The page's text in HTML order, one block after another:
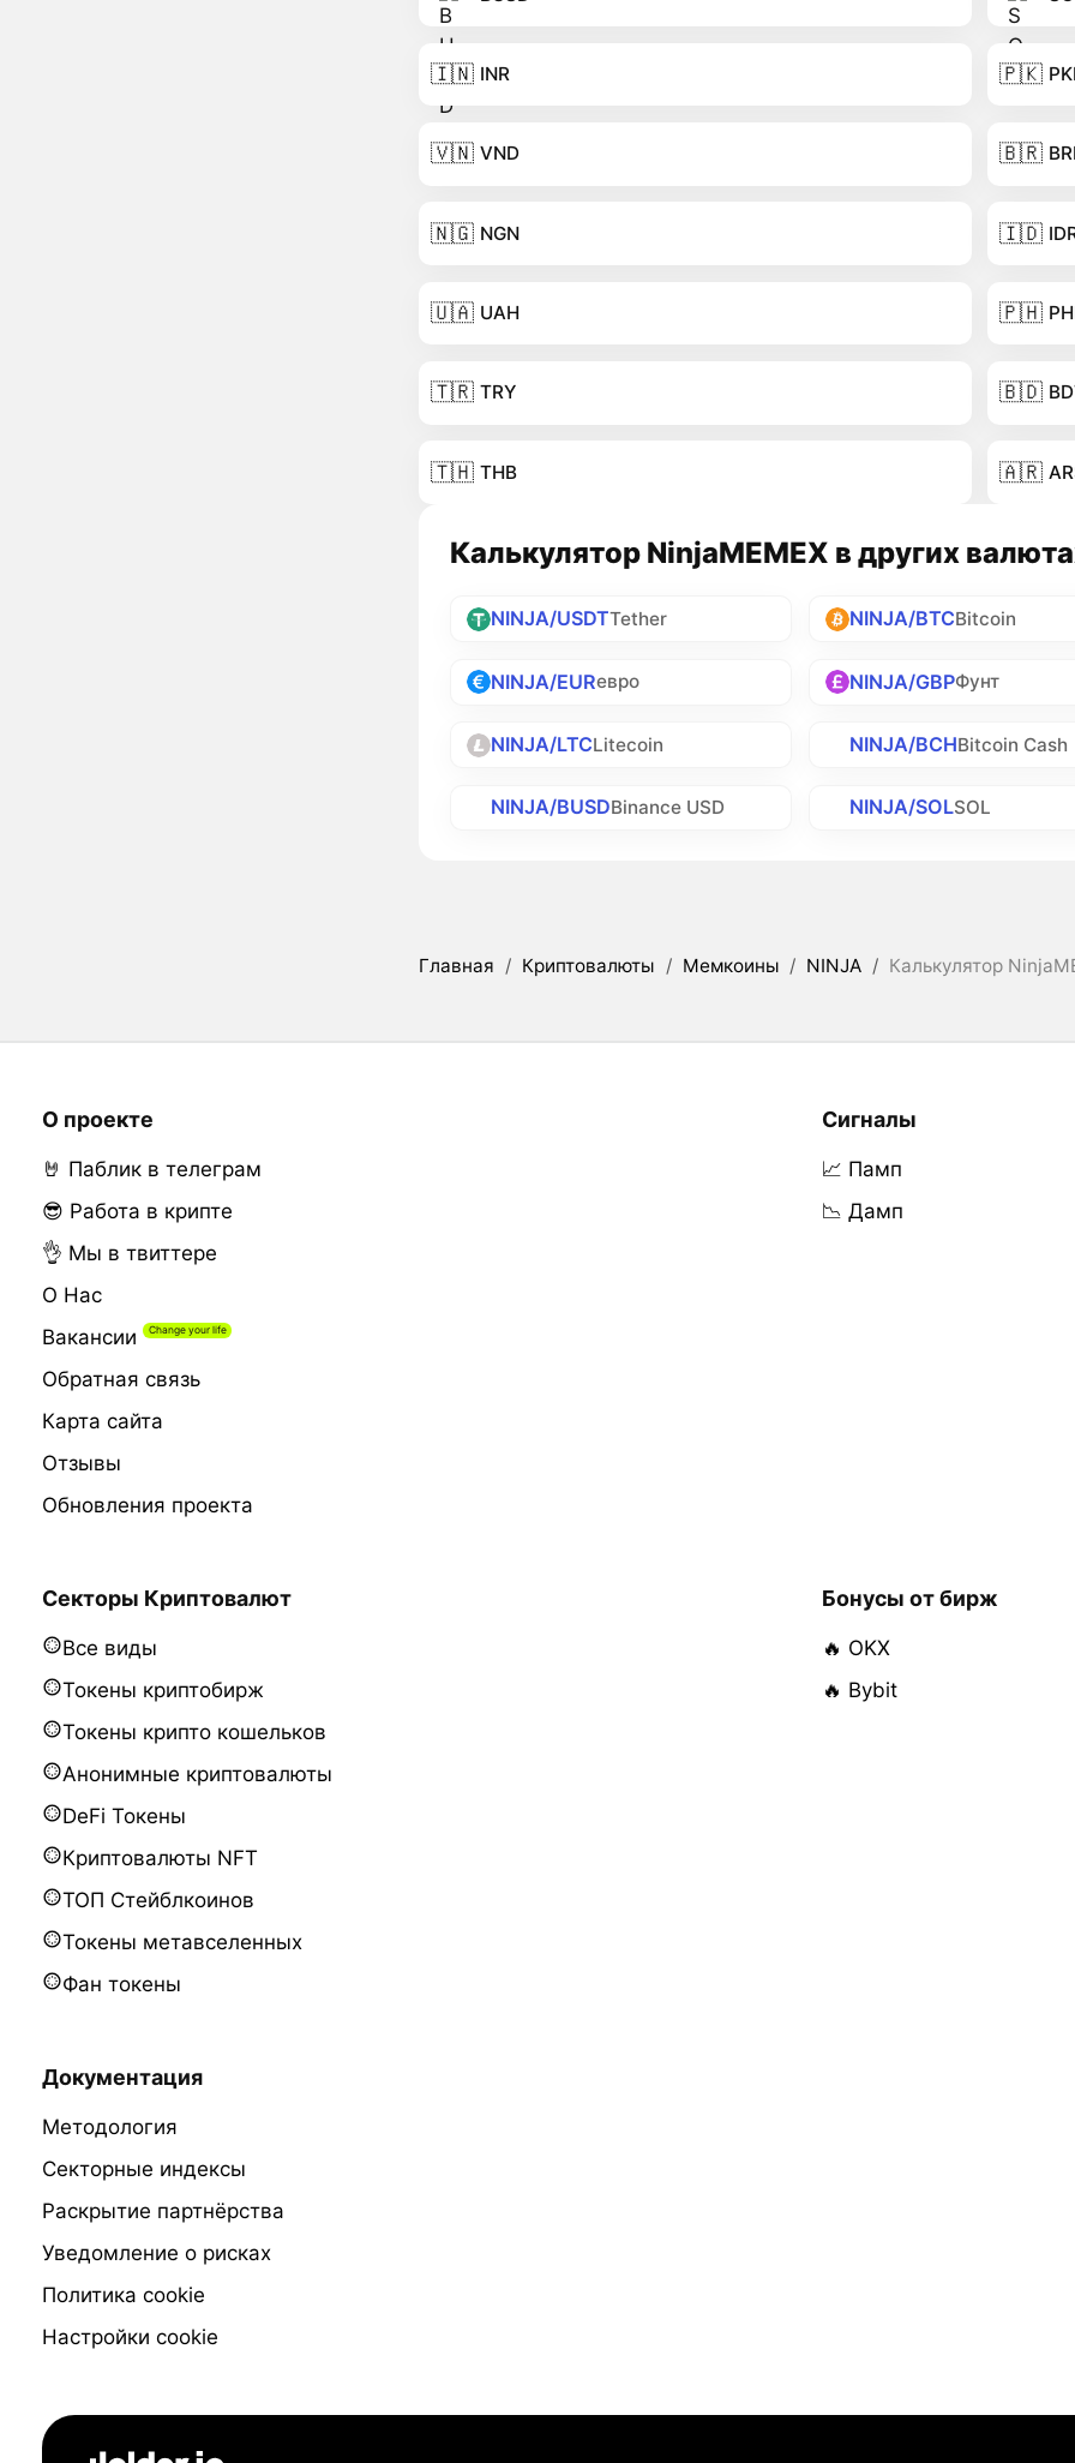
🇮🇳 INR 🇵🇰
🇻🇳 VND 🇧🇷
🇳🇬 NGN 🇮🇩
🇺🇦 UAH 🇵🇭
🇹🇷 TRY 🇧🇩
🇹🇭 THB 🇦🇷
Калькулятор NinjaMEMEX в других
NINJA/USDTTether NINJA/BTCBitcoin
NINJA/EURевро NINJA/GBPФунт
NINJA/LTCLitecoin NINJA/BCHBitcoin Cash
NINJA/BUSDBinance USD NINJA/SOLSOL
Главная / Криптовалюты / Мемкоины / NINJA / Калькулятор
О проекте
🤘 Паблик в телеграм
😎 Работа в крипте
👌 Мы в твиттере
О Нас
Вакансии
Обратная связь
Карта сайта
Отзывы
Обновления проекта
Сигналы
📈 Памп
📉 Дамп
Секторы Криптовалют
Все виды
Токены криптобирж
Токены крипто кошельков
Анонимные криптовалюты
DeFi Токены
Криптовалюты NFT
ТОП Стейблкоинов
Токены метавселенных
Фан токены
Бонусы от бирж
🔥 OKX
🔥 Bybit
Документация
Методология
Секторные индексы
Раскрытие партнёрства
Уведомление о рисках
Политика cookie
Настройки cookie